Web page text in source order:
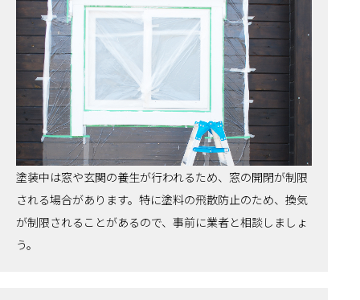
塗装中は窓や玄関の養生が行われるため、窓の開閉が制限
される場合があります。特に塗料の飛散防止のため、換気
が制限されることがあるので、事前に業者と相談しましょ
う。